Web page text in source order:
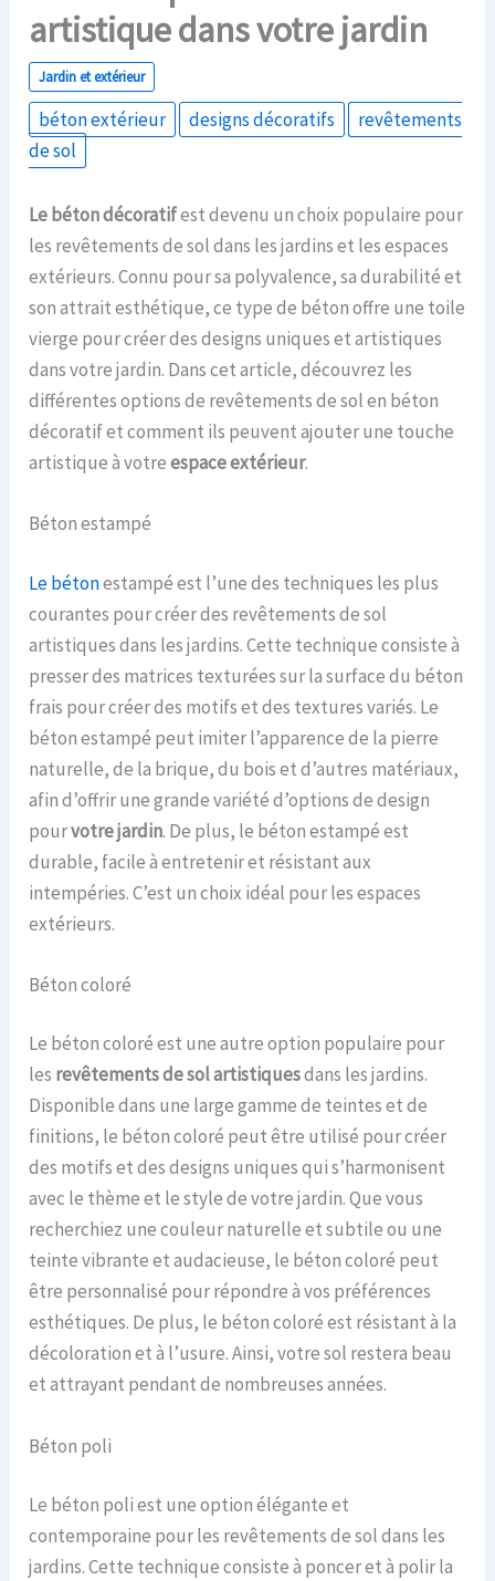
artistique dans votre jardin
Jardin et extérieur
béton extérieur designs décoratifs
revêtements
de sol
Le béton décoratifest devenu un choix populaire pour
les revêtements de sol dans les jardins et les espaces
extérieurs. Connu pour sa polyvalence, sa durabilité et
son attrait esthétique, ce type de béton offre une toile
vierge pour créer des designs uniques et artistiques
dans votre jardin. Dans cet article, découvrez les
différentes options de revêtements de sol en béton
décoratif et comment ils peuvent ajouter une touche
artistique à votreespace extérieur.
Béton estampé
Le bétonestampé est l’une des techniques les plus
courantes pour créer des revêtements de sol
artistiques dans les jardins. Cette technique consiste à
presser des matrices texturées sur la surface du béton
frais pour créer des motifs et des textures variés. Le
béton estampé peut imiter l’apparence de la pierre
naturelle, de la brique, du bois et d’autres matériaux,
afin d’offrir une grande variété d’options de design
pourvotre jardin. De plus, le béton estampé est
durable, facile à entretenir et résistant aux
intempéries. C’est un choix idéal pour les espaces
extérieurs.
Béton coloré
Le béton coloré est une autre option populaire pour
les revêtements de sol artistiquesdans les jardins.
Disponible dans une large gamme de teintes et de
finitions, le béton coloré peut être utilisé pour créer
des motifs et des designs uniques qui s’harmonisent
avec le thème et le style de votre jardin. Que vous
recherchiez une couleur naturelle et subtile ou une
teinte vibrante et audacieuse, le béton coloré peut
être personnalisé pour répondre à vos préférences
esthétiques. De plus, le béton coloré est résistant à la
décoloration et à l’usure. Ainsi, votre sol restera beau
et attrayant pendant de nombreuses années.
Béton poli
Le béton poli est une option élégante et
contemporaine pour les revêtements de sol dans les
jardins. Cette technique consiste à poncer et à polir la